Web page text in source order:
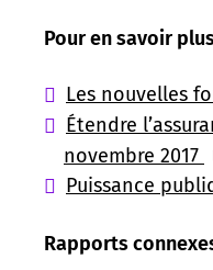
Pour en savoir
Les nouvelles
Étendre
novembre 2017
Puissance
Rapports